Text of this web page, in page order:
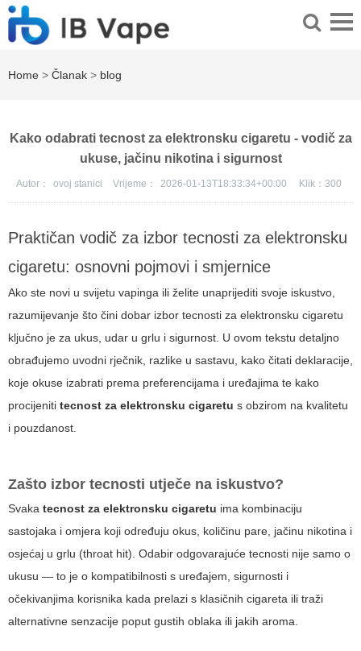
Home > Članak > blog
Kako odabrati tecnost za elektronsku cigaretu - vodič za
ukuse, jačinu nikotina i sigurnost
Autor： ovoj stanici Vrijeme： 2026-01-13T18:33:34+00:00 Klik： 300
Praktičan vodič za izbor tecnosti za elektronsku
cigaretu: osnovni pojmovi i smjernice
Ako ste novi u svijetu vapinga ili želite unaprijediti svoje iskustvo,
razumijevanje što čini dobar izbor tecnosti za elektronsku cigaretu
ključno je za ukus, udar u grlu i sigurnost. U ovom tekstu detaljno
obrađujemo uvodni rječnik, razlike u sastavu, kako čitati deklaracije,
koje okuse izabrati prema preferencijama i uređajima te kako
procijeniti tecnost za elektronsku cigaretu s obzirom na kvalitetu
i pouzdanost.
Zašto izbor tecnosti utječe na iskustvo?
Svaka tecnost za elektronsku cigaretu ima kombinaciju
sastojaka i omjera koji određuju okus, količinu pare, jačinu nikotina i
osjećaj u grlu (throat hit). Odabir odgovarajuće tecnosti nije samo o
ukusu — to je o kompatibilnosti s uređajem, sigurnosti i
očekivanjima korisnika kada prelazi s klasičnih cigareta ili traži
alternativne senzacije poput gustih oblaka ili jakih aroma.